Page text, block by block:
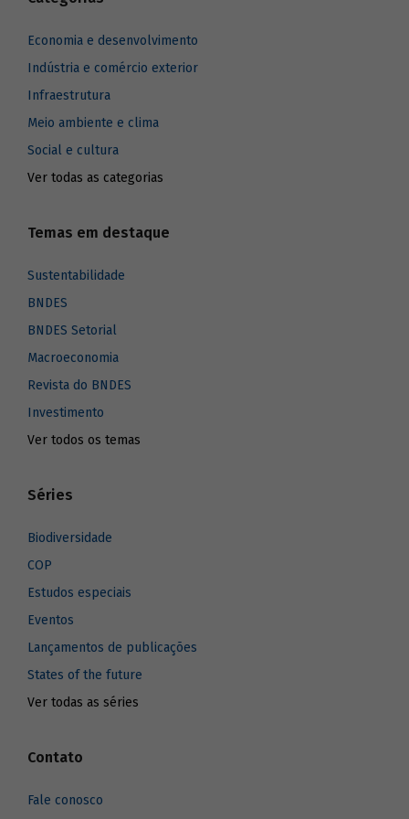
Economia e desenvolvimento
Indústria e comércio exterior
Infraestrutura
Meio ambiente e clima
Social e cultura
Ver todas as categorias
Temas em destaque
Sustentabilidade
BNDES
BNDES Setorial
Macroeconomia
Revista do BNDES
Investimento
Ver todos os temas
Séries
Biodiversidade
COP
Estudos especiais
Eventos
Lançamentos de publicações
States of the future
Ver todas as séries
Contato
Fale conosco